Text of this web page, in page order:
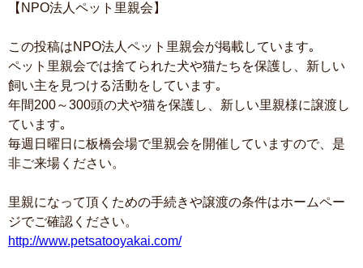
【NPO法人ペット里親会】
この投稿はNPO法人ペット里親会が掲載しています｡
ペット里親会では捨てられた犬や猫たちを保護し、新しい
飼い主を見つける活動をしています｡
年間200～300頭の犬や猫を保護し、新しい里親様に譲渡し
ています｡
毎週日曜日に板橋会場で里親会を開催していますので、是
非ご来場ください。
里親になって頂くための手続きや譲渡の条件はホームペー
ジでご確認ください。
http://www.petsatooyakai.com/